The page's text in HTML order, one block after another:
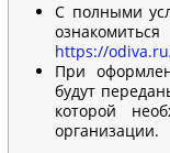
С полными
https://
При
будут
которой
организации.